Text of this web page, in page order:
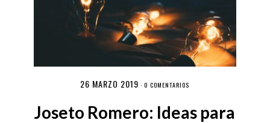
26 MARZO 2019 ·0 COMENTARIOS
Joseto Romero: Ideas para